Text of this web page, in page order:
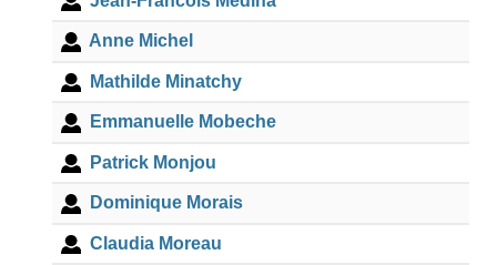
Anne Michel
Mathilde Minatchy
Emmanuelle Mobeche
Patrick Monjou
Dominique Morais
Claudia Moreau